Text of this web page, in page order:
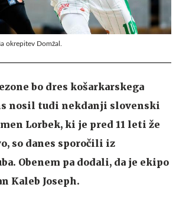
okrepitev Domžal.
bo dres košarkarskega
nosil tudi nekdanji slovenski
Lorbek, ki je pred 11 leti že
so danes sporočili iz
Obenem pa dodali, da je ekipo
Kaleb Joseph.